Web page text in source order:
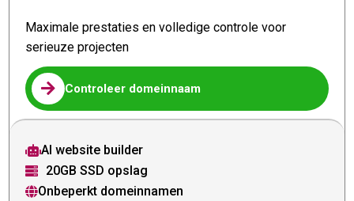
Maximale prestaties en volledige controle voor
serieuze projecten
 Controleer domeinnaam
AI website builder
 20GB SSD opslag
Onbeperkt domeinnamen